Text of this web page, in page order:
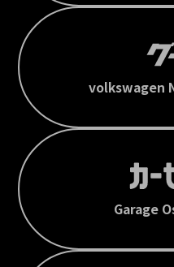
volkswagen
Garage